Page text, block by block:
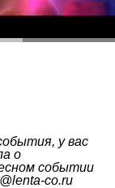
у вас
о
событии
co.ru